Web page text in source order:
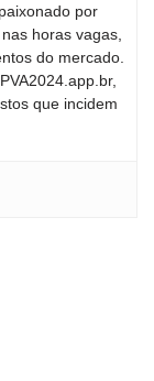
por
horas vagas,
do mercado.
que incidem